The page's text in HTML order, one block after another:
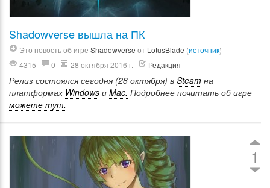
Shadowverse вышла на ПК
Это новость об игре Shadowverse от LotusBlade (источник)
4315
0 28 октября 2016 г. Редакция
Релиз состоялся сегодня (28 октября) в Steam на
платформах Windows и Mac. Подробнее почитать об игре
можете тут.
1